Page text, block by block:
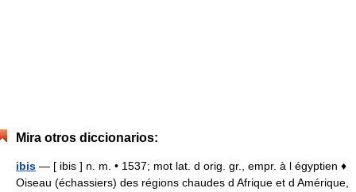
Mira otros diccionarios:
ibis — [ ibis ] n. m. • 1537; mot lat. d orig. gr., empr. à l égyptien ♦
Oiseau (échassiers) des régions chaudes d Afrique et d Amérique,